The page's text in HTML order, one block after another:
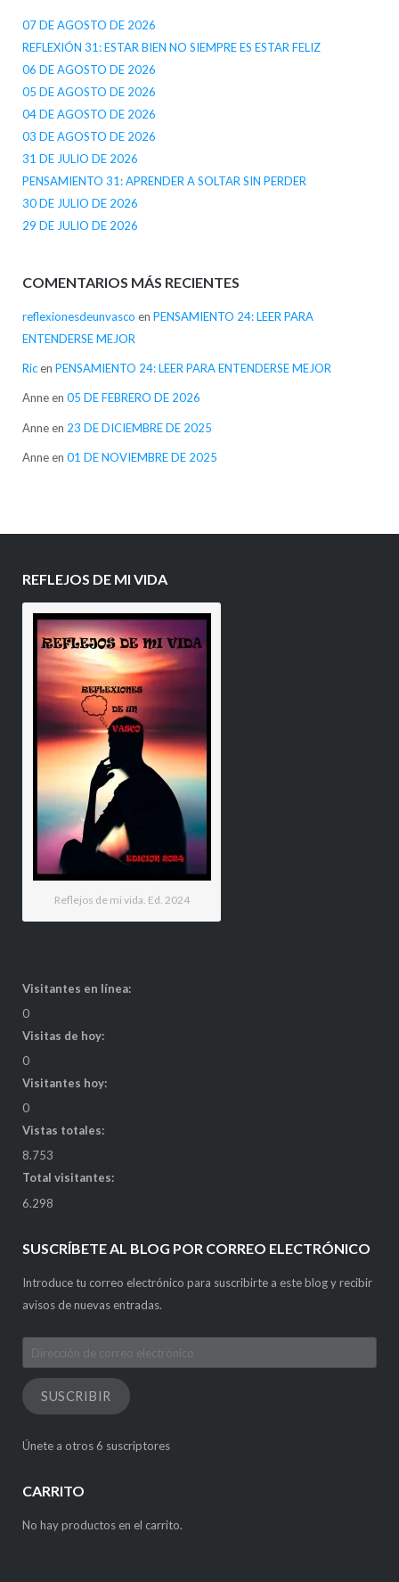
07 DE AGOSTO DE 2026
REFLEXIÓN 31: ESTAR BIEN NO SIEMPRE ES ESTAR FELIZ
06 DE AGOSTO DE 2026
05 DE AGOSTO DE 2026
04 DE AGOSTO DE 2026
03 DE AGOSTO DE 2026
31 DE JULIO DE 2026
PENSAMIENTO 31: APRENDER A SOLTAR SIN PERDER
30 DE JULIO DE 2026
29 DE JULIO DE 2026
COMENTARIOS MÁS RECIENTES
reflexionesdeunvasco en PENSAMIENTO 24: LEER PARA
ENTENDERSE MEJOR
Ricen PENSAMIENTO 24: LEER PARA ENTENDERSE MEJOR
Anneen 05 DE FEBRERO DE 2026
Anneen 23 DE DICIEMBRE DE 2025
Anneen 01 DE NOVIEMBRE DE 2025
REFLEJOS DE MI VIDA
Reflejos de mi vida. Ed. 2024
Visitantes en línea:
0
Visitas de hoy:
0
Visitantes hoy:
0
Vistas totales:
8.753
Total visitantes:
6.298
SUSCRÍBETE AL BLOG POR CORREO ELECTRÓNICO
Introduce tu correo electrónico para suscribirte a este blog y recibir
avisos de nuevas entradas.
Dirección
de
correo
electrónico
SUSCRIBIR
Únete a otros 6 suscriptores
CARRITO
No hay productos en el carrito.